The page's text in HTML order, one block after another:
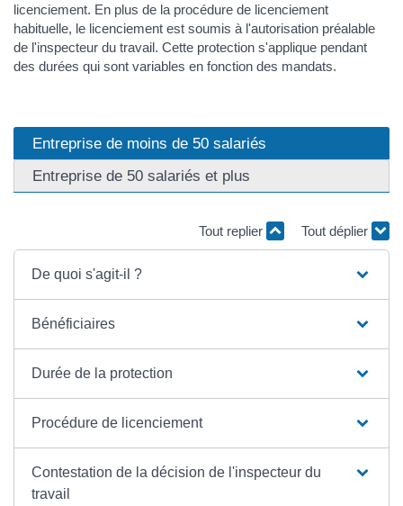
licenciement. En plus de la procédure de licenciement
habituelle, le licenciement est soumis à l'autorisation préalable
de l'inspecteur du travail. Cette protection s'applique pendant
des durées qui sont variables en fonction des mandats.
Entreprise de moins de 50 salariés
Entreprise de 50 salariés et plus
Tout replier Tout déplier
De quoi s'agit-il ?
Bénéficiaires
Durée de la protection
Procédure de licenciement
Contestation de la décision de l'inspecteur du
travail